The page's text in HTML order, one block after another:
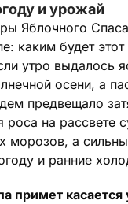
и урожай
Яблочного Спаса
каким будет этот
утро выдалось
осени, а
предвещало
на рассвете
морозов, а
и ранние
примет